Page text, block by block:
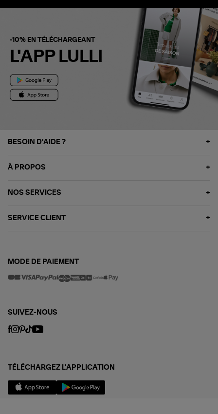
-10% EN TÉLÉCHARGEANT
L'APP LULLI
BESOIN D'AIDE ?
À PROPOS
NOS SERVICES
SERVICE CLIENT
MODE DE PAIEMENT
SUIVEZ-NOUS
TÉLÉCHARGEZ L'APPLICATION